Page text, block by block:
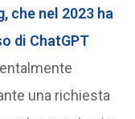
che nel 2023 ha
di ChatGPT
una richiesta